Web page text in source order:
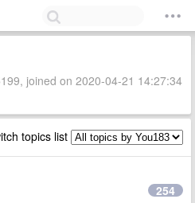
joined on 2020-04-21 14:27:34
topics list
254